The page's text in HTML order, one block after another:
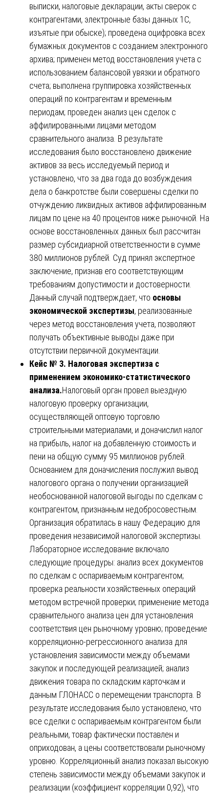
выписки, налоговые декларации, акты сверок с
контрагентами, электронные базы данных 1С,
изъятые при обыске); проведена оцифровка всех
бумажных документов с созданием электронного
архива; применен метод восстановления учета с
использованием балансовой увязки и обратного
счета; выполнена группировка хозяйственных
операций по контрагентам и временным
периодам; проведен анализ цен сделок с
аффилированными лицами методом
сравнительного анализа. В результате
исследования было восстановлено движение
активов за весь исследуемый период и
установлено, что за два года до возбуждения
дела о банкротстве были совершены сделки по
отчуждению ликвидных активов аффилированным
лицам по цене на 40 процентов ниже рыночной. На
основе восстановленных данных был рассчитан
размер субсидиарной ответственности в сумме
380 миллионов рублей. Суд принял экспертное
заключение, признав его соответствующим
требованиям допустимости и достоверности.
Данный случай подтверждает, что основы
экономической экспертизы, реализованные
через метод восстановления учета, позволяют
получать объективные выводы даже при
отсутствии первичной документации.
Кейс № 3. Налоговая экспертиза с
применением экономико-статистического
анализа.Налоговый орган провел выездную
налоговую проверку организации,
осуществляющей оптовую торговлю
строительными материалами, и доначислил налог
на прибыль, налог на добавленную стоимость и
пени на общую сумму 95 миллионов рублей.
Основанием для доначисления послужил вывод
налогового органа о получении организацией
необоснованной налоговой выгоды по сделкам с
контрагентом, признанным недобросовестным.
Организация обратилась в нашу Федерацию для
проведения независимой налоговой экспертизы.
Лабораторное исследование включало
следующие процедуры: анализ всех документов
по сделкам с оспариваемым контрагентом;
проверка реальности хозяйственных операций
методом встречной проверки; применение метода
сравнительного анализа цен для установления
соответствия цен рыночному уровню; проведение
корреляционно-регрессионного анализа для
установления зависимости между объемами
закупок и последующей реализацией; анализ
движения товара по складским карточкам и
данным ГЛОНАСС о перемещении транспорта. В
результате исследования было установлено, что
все сделки с оспариваемым контрагентом были
реальными, товар фактически поставлен и
оприходован, а цены соответствовали рыночному
уровню. Корреляционный анализ показал высокую
степень зависимости между объемами закупок и
реализации (коэффициент корреляции 0,92), что